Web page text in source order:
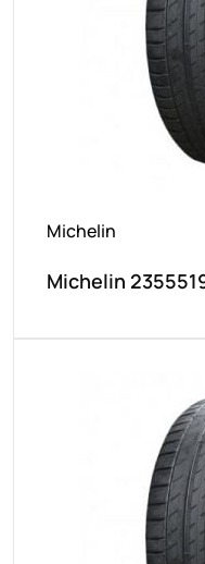
Michelin
Michelin